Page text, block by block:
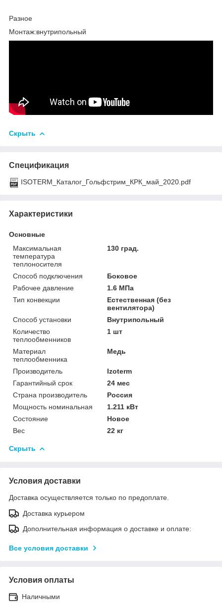
Разное
Монтаж:внутрипольный
Скрыть
Спецификация
ISOTERM_Каталог_Гольфстрим_КРК_май_2020.pdf
Характеристики
Основные
Максимальная
температура
теплоносителя
130 град.
Способ подключения
Боковое
Рабочее давление
1.6 МПа
Тип конвекции
Естественная (без
вентилятора)
Способ установки
Внутрипольный
Количество
теплообменников
1 шт
Материал
теплообменника
Медь
Производитель
Izoterm
Гарантийный срок
24 мес
Страна производитель
Россия
Мощность номинальная
1.211 кВт
Состояние
Новое
Вес
22 кг
Скрыть
Условия доставки
Доставка осуществляется только по предоплате.
Доставка курьером
Дополнительная информация о доставке и оплате:
Все условия доставки
Условия оплаты
Наличными